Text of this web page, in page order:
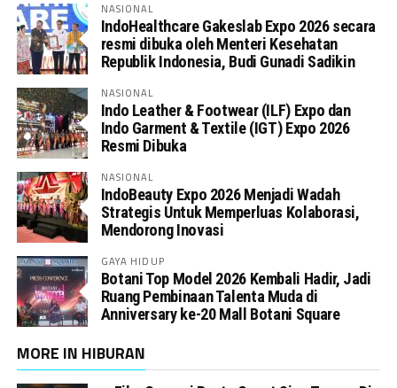
NASIONAL
IndoHealthcare Gakeslab Expo 2026 secara
resmi dibuka oleh Menteri Kesehatan
Republik Indonesia, Budi Gunadi Sadikin
NASIONAL
Indo Leather & Footwear (ILF) Expo dan
Indo Garment & Textile (IGT) Expo 2026
Resmi Dibuka
NASIONAL
IndoBeauty Expo 2026 Menjadi Wadah
Strategis Untuk Memperluas Kolaborasi,
Mendorong Inovasi
GAYA HIDUP
Botani Top Model 2026 Kembali Hadir, Jadi
Ruang Pembinaan Talenta Muda di
Anniversary ke-20 Mall Botani Square
MORE IN HIBURAN